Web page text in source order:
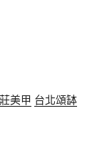
美甲 台北頌缽